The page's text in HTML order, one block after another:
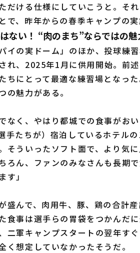
だける仕様にしていこうと。そ
で、昨年からの春季キャンプの
ない！ “肉のまち”ならではの魅
イの実ドーム」のほか、投球練
れ、2025年1月に供用開始。前
ちにとって最適な練習場となっ
の魅力がある。
なく、やはり都城での食事がお
手たちが）宿泊しているホテル
そういったソフト面で、より気
ろん、ファンのみなさんも長期
す」
盛んで、肉用牛、豚、鶏の合計
食事は選手らの胃袋をつかんだ
二軍キャンプスタートの翌年す
く想定していなかったそうだ。